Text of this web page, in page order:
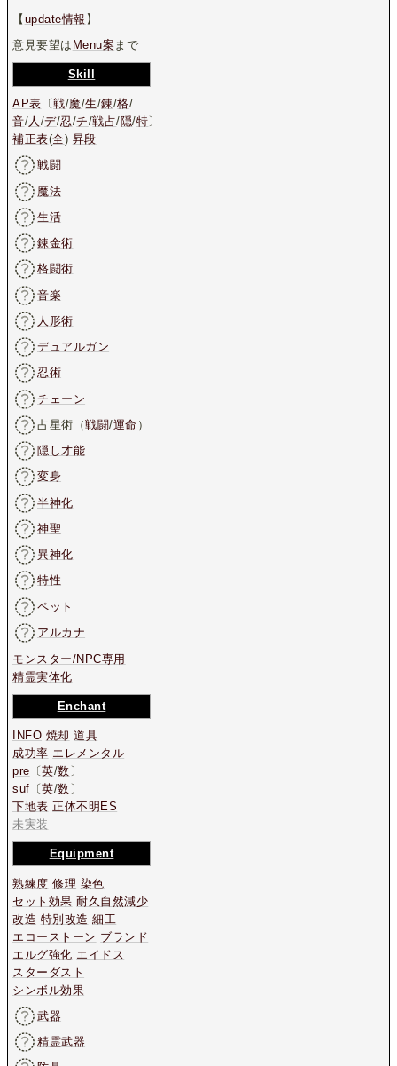
【 update情報 】
意見要望は Menu案 まで
Skill
AP表 〔戦/魔/生/錬/格/
音/人 /デ/忍/チ/戦占/隠/特〕
補正表(全) 昇段
戦闘
魔法
生活
錬金術
格闘術
音楽
人形術
デュアルガン
忍術
チェーン
占星術（戦闘/運命 ）
隠し才能
変身
半神化
神聖
異神化
特性
ペット
アルカナ
モンスター/NPC専用
精霊実体化
Enchant
INFO 焼却 道具
成功率 エレメンタル
pre 〔英/数 〕
suf 〔英/数 〕
下地表 正体不明ES
未実装
Equipment
熟練度 修理 染色
セット効果 耐久自然減少
改造 特別改造 細工
エコーストーン ブランド
エルグ強化 エイドス
スターダスト
シンボル効果
武器
精霊武器